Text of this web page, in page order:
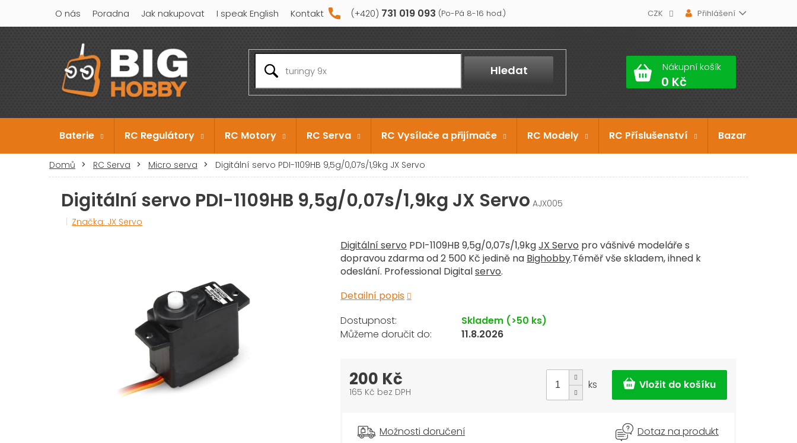
obsah
731 019 093
O nás Poradna Jak nakupovat I speak English Kontakt CZK Přihlášení
Hledat Nákupní košík
Baterie RC Regulátory RC Motory RC Serva RC Vysílače a přijímače RC Modely RC Příslušenství Bazar
Domů RC Serva Micro serva Digitální servo PDI-1109HB 9,5g/0,07s/1,9kg JX Servo
Digitální servo PDI-1109HB 9,5g/0,07s/1,9kg JX Servo AJX005
Značka: JX Servo
Digitální servo PDI-1109HB 9,5g/0,07s/1,9kgJX Servo pro vášnivé modeláře s
dopravou zdarma od 2 500 Kč jedině na Bighobby.Téměř vše skladem, ihned k
odeslání. Professional Digitalservo.
Detailní popis
Skladem (>50 ks)
11.8.2026
200 Kč
165 Kč bez DPH
ks
Možnosti doručení Dotaz na produkt